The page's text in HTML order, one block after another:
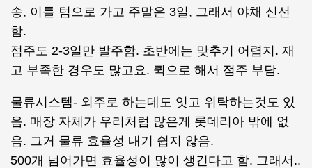
송, 이틀 텀으로 가고 주말은 3일, 그래서 야채 신선
함.
점주도 2-3일만 발주함. 초반에는 맞추기 어렵지. 재
고 부족한 경우도 많고요. 퀵으로 해서 점주 부담.
물류시스템- 외주로 하는데도 잇고 위탁하는것도 있
음. 매장 자체가 우리처럼 많은게 롯데리아 밖에 없
음. 그거 물류 효율성 내기 쉽지 않음.
500개 넘어가면 효율성이 많이 생긴다고 함. 그래서..